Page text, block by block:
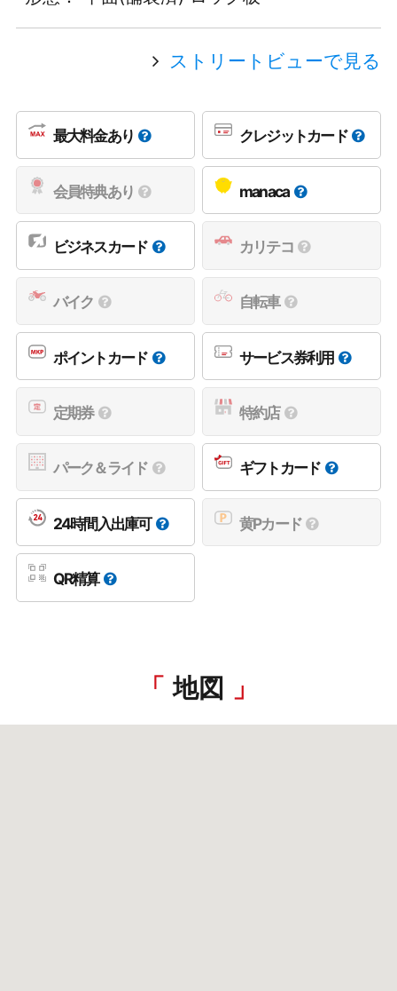
ストリートビューで見る
最大料金あり クレジットカード
会員特典あり manaca
ビジネスカード カリテコ
バイク 自転車
ポイントカード サービス券利用
定期券 特約店
パーク＆ライド ギフトカード
24時間入出庫可 黄Pカード
QR精算
地図